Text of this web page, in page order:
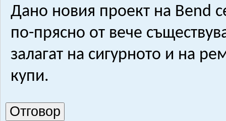
Дано новия проект на Bend
по-прясно от вече
залагат на сигурното и на
купи.
Отговор